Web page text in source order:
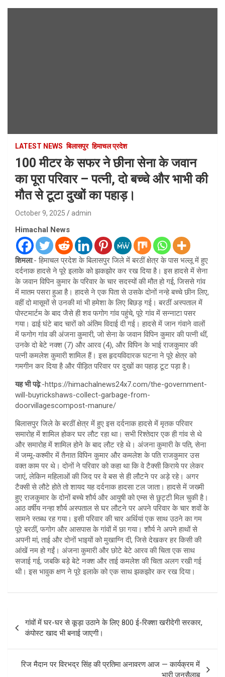
LATEST NEWS बिलासपुर हिमाचल प्रदेश
100 मीटर के सफर ने छीना सेना के जवान
का पूरा परिवार – पत्नी, दो बच्चे और भाभी की
मौत से टूटा दुखों का पहाड़।
October 9, 2025 admin
Himachal News
शिमला:- हिमाचल प्रदेश के बिलासपुर जिले में बरठीं क्षेत्र के पास भल्लू में हुए
दर्दनाक हादसे ने पूरे इलाके को झकझोर कर रख दिया है। इस हादसे में सेना
के जवान विपिन कुमार के परिवार के चार सदस्यों की मौत हो गई, जिससे गांव
में मातम पसरा हुआ है। हादसे ने एक पिता से उसके दोनों नन्हे बच्चे छीन लिए,
वहीं दो मासूमों से उनकी मां भी हमेशा के लिए बिछड़ गई। बरठीं अस्पताल में
पोस्टमार्टम के बाद जैसे ही शव फगोग गांव पहुंचे, पूरे गांव में सन्नाटा पसर
गया। ढाई घंटे बाद चारों को अंतिम विदाई दी गई। हादसे में जान गंवाने वालों
में फगोग गांव की अंजना कुमारी, जो सेना के जवान विपिन कुमार की पत्नी थीं,
उनके दो बेटे नक्श (7) और आरव (4), और विपिन के भाई राजकुमार की
पत्नी कमलेश कुमारी शामिल हैं। इस हृदयविदारक घटना ने पूरे क्षेत्र को
गमगीन कर दिया है और पीड़ित परिवार पर दुखों का पहाड़ टूट पड़ा है।
यह भी पढ़े:-https://himachalnews24x7.com/the-government-
will-buyrickshaws-collect-garbage-from-
doorvillagescompost-manure/
बिलासपुर जिले के बरठीं क्षेत्र में हुए इस दर्दनाक हादसे में मृतक परिवार
समारोह में शामिल होकर घर लौट रहा था। सभी रिश्तेदार एक ही गांव से थे
और समारोह में शामिल होने के बाद लौट रहे थे। अंजना कुमारी के पति, सेना
में जम्मू-कश्मीर में तैनात विपिन कुमार और कमलेश के पति राजकुमार उस
वक्त काम पर थे। दोनों ने परिवार को कहा था कि वे टैक्सी किराये पर लेकर
जाएं, लेकिन महिलाओं की जिद पर वे बस से ही लौटने पर अड़े रहे। अगर
टैक्सी से लौटे होते तो शायद यह दर्दनाक हादसा टल जाता। हादसे में जख्मी
हुए राजकुमार के दोनों बच्चे शौर्य और आयुषी को एम्स से छुट्टी मिल चुकी है।
आठ वर्षीय नन्हा शौर्य अस्पताल से घर लौटने पर अपने परिवार के चार शवों के
सामने स्तब्ध रह गया। इसी परिवार की चार अर्थियां एक साथ उठने का गम
पूरे बरठीं, फगोग और आसपास के गांवों में छा गया। शौर्य ने अपने हाथों से
अपनी मां, ताई और दोनों भाइयों को मुखाग्नि दी, जिसे देखकर हर किसी की
आंखें नम हो गईं। अंजना कुमारी और छोटे बेटे आरव की चिता एक साथ
सजाई गई, जबकि बड़े बेटे नक्श और ताई कमलेश की चिता अलग रखी गई
थी। इस भावुक क्षण ने पूरे इलाके को एक साथ झकझोर कर रख दिया।
Post
navigation
गांवों में घर-घर से कूड़ा उठाने के लिए 800 ई-रिक्शा खरीदेगी सरकार,
कंपोस्ट खाद भी बनाई जाएगी।
रिज मैदान पर विरभद्र सिंह की प्रतिमा अनावरण आज — कार्यक्रम में